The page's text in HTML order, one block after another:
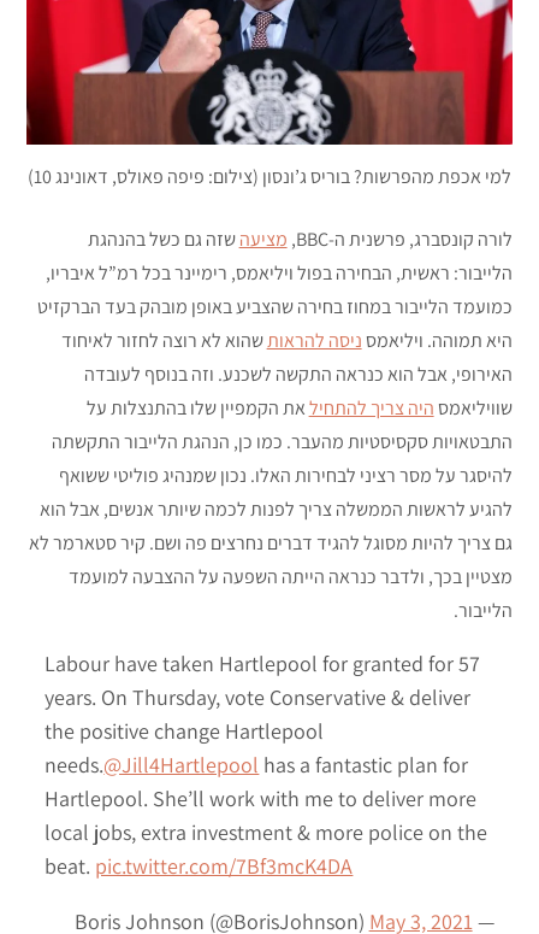
למי אכפת מהפרשות? בוריס ג’ונסון (צילום: פיפה פאולס, דאונינג 10)
לורה קונסברג, פרשנית ה-BBC, מציעהשזה גם כשל בהנהגת
הלייבור: ראשית, הבחירה בפול ויליאמס, רימיינר בכל רמ”ל איבריו,
כמועמד הלייבור במחוז בחירה שהצביע באופן מובהק בעד הברקזיט
היא תמוהה. ויליאמסניסה להראותשהוא לא רוצה לחזור לאיחוד
האירופי, אבל הוא כנראה התקשה לשכנע. וזה בנוסף לעובדה
שוויליאמסהיה צריך להתחילאת הקמפיין שלו בהתנצלות על
התבטאויות סקסיסטיות מהעבר. כמו כן, הנהגת הלייבור התקשתה
להיסגר על מסר רציני לבחירות האלו. נכון שמנהיג פוליטי ששואף
להגיע לראשות הממשלה צריך לפנות לכמה שיותר אנשים, אבל הוא
גם צריך להיות מסוגל להגיד דברים נחרצים פה ושם. קיר סטארמר לא
מצטיין בכך, ולדבר כנראה הייתה השפעה על ההצבעה למועמד
הלייבור.
Labour have taken Hartlepool for granted for 57
years. On Thursday, vote Conservative & deliver
the positive change Hartlepool
needs.@Jill4Hartlepool has a fantastic plan for
Hartlepool. She’ll work with me to deliver more
local jobs, extra investment & more police on the
beat. pic.twitter.com/7Bf3mcK4DA
— Boris Johnson (@BorisJohnson)
May 3, 2021